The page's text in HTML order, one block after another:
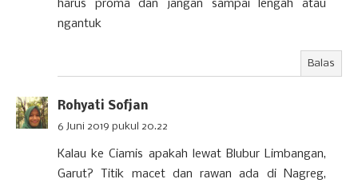
harus proma dan jangan sampai lengah atau
ngantuk
Balas
Rohyati Sofjan
6 Juni 2019 pukul 20.22
Kalau ke Ciamis apakah lewat Blubur Limbangan,
Garut? Titik macet dan rawan ada di Nagreg,